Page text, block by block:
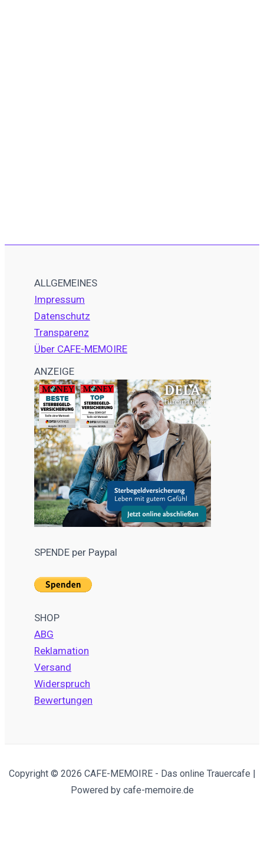
ALLGEMEINES
Impressum
Datenschutz
Transparenz
Über CAFE-MEMOIRE
ANZEIGE
SPENDE per Paypal
SHOP
ABG
Reklamation
Versand
Widerspruch
Bewertungen
Copyright © 2026 CAFE-MEMOIRE - Das online Trauercafe |
Powered by cafe-memoire.de